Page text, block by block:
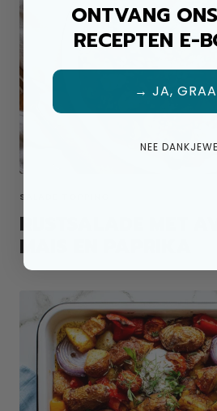
SALADE TOPPING
RIJSTSALADE MET
MAIS EN PAPRIKA
ONTVANG
RECEPTEN E-
→ JA,
NEE